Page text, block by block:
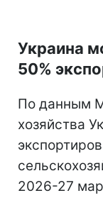
Украина
50%
По данным
хозяйства
2026-27